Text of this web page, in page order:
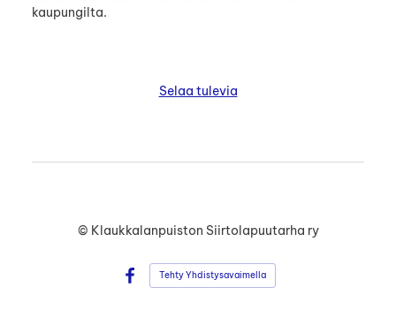
kaupungilta.
Selaa tulevia
© Klaukkalanpuiston Siirtolapuutarha ry
Facebook
Tehty Yhdistysavaimella